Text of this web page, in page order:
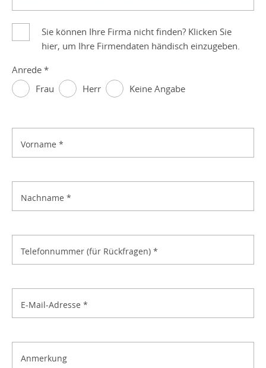
Sie können Ihre Firma nicht finden? Klicken Sie
hier, um Ihre Firmendaten händisch einzugeben.
Anrede *
Frau
Herr Keine Angabe
Vorname *
Nachname *
Telefonnummer (für Rückfragen) *
E-Mail-Adresse *
Anmerkung